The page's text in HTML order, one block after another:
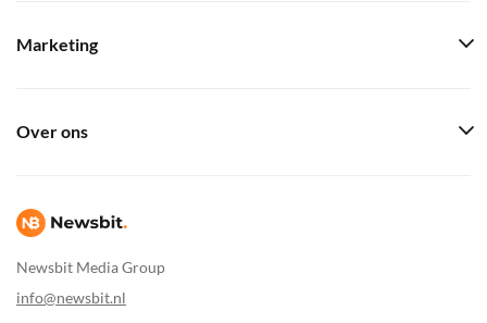
Newsbit Media Group
info@newsbit.nl
Marketing
Over ons